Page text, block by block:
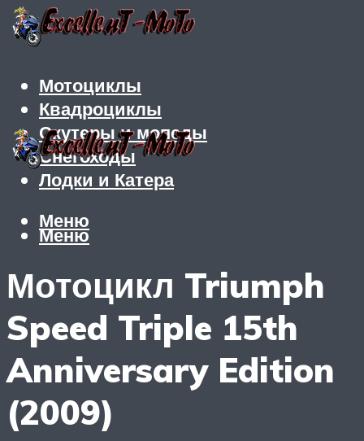
Мотоциклы
Квадроциклы
Скутеры и мопеды
Снегоходы
Лодки и Катера
Меню
Меню
Мотоцикл Triumph
Speed Triple 15th
Anniversary Edition
(2009)